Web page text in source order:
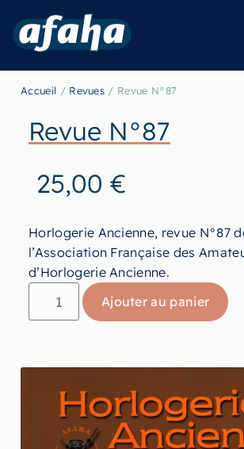
Accueil / Revues / Revue N°87
Revue N°87
25,00 €
Horlogerie Ancienne, revue N°87
l’Association Française des
d’Horlogerie Ancienne.
Ajouter au panier